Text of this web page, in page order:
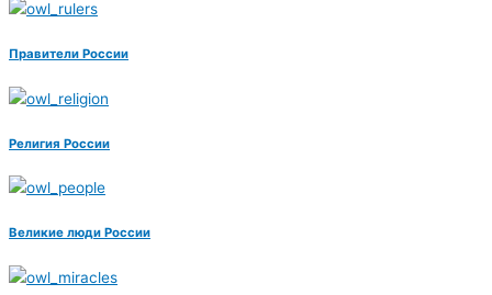
Правители России
Религия России
Великие люди России